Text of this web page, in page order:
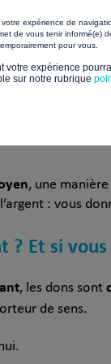
association
vous sur
la recherche
Croix-Rouge,
dons de la part
, une
: vous
Et si
, les dons sont
de sens.
expérience de
de vous tenir informé(e)
pour vous.
expérience
sur notre rubrique